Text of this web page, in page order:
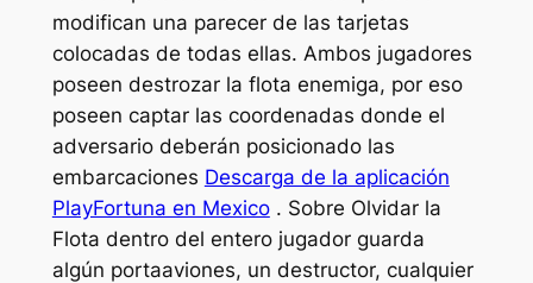
modifican una parecer de las tarjetas
colocadas de todas ellas. Ambos jugadores
poseen destrozar la flota enemiga, por eso
poseen captar las coordenadas donde el
adversario deberán posicionado las
embarcaciones Descarga de la aplicación
PlayFortuna en Mexico. Sobre Olvidar la
Flota dentro del entero jugador guarda
algún portaaviones, un destructor, cualquier